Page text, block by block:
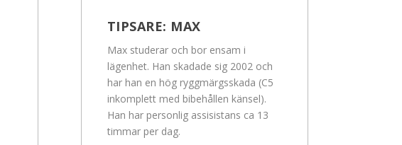
TIPSARE: MAX
Max studerar och bor ensam i
lägenhet. Han skadade sig 2002 och
har han en hög ryggmärgsskada (C5
inkomplett med bibehållen känsel).
Han har personlig assisistans ca 13
timmar per dag.